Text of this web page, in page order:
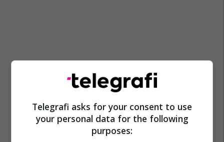
Telegrafi asks for your consent to use
your personal data for the following
purposes: